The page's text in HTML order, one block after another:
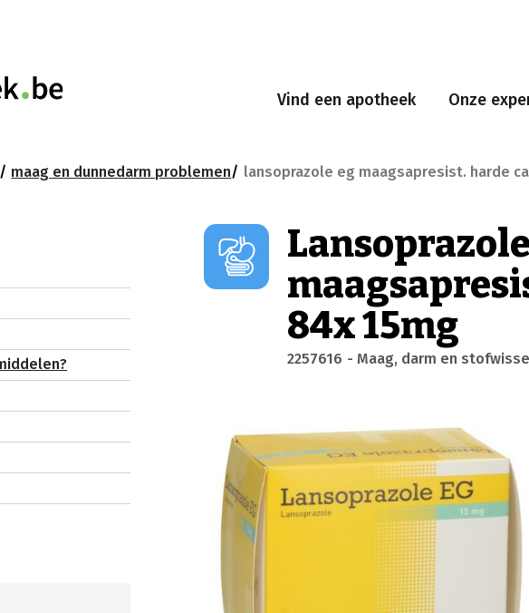
Vind een apotheek Onze
maag en dunnedarm problemen lansoprazole eg maagsapresist. harde
Lansoprazole
84x 15mg
2257616 - Maag, darm en